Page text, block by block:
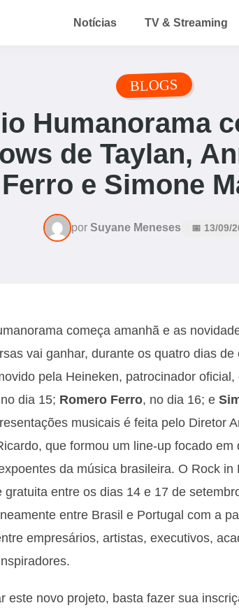
Notícias TV & Streaming
BLOGS
Humanorama
de Taylan,
Ferro e Simone
por Suyane Meneses 📅 13/09/
começa amanhã e as
vai ganhar, durante os quatro dias
pela Heineken, patrocinador
dia 15; Romero Ferro, no dia 16; e
musicais é feita pelo Diretor
que formou um line-up focado
da música brasileira. O Rock
gratuita entre os dias 14 e 17 de
entre Brasil e Portugal com a
empresários, artistas, executivos,
este novo projeto, basta fazer sua